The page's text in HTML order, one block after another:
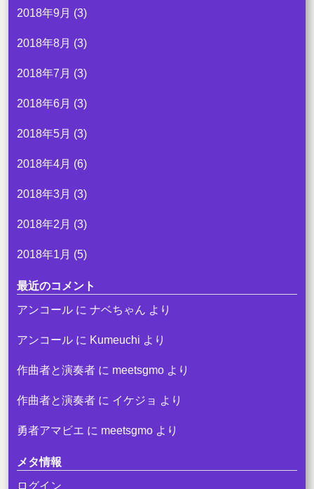
2018年9月 (3)
2018年8月 (3)
2018年7月 (3)
2018年6月 (3)
2018年5月 (3)
2018年4月 (6)
2018年3月 (3)
2018年2月 (3)
2018年1月 (5)
最近のコメント
アンコール に ナベちゃん より
アンコール に Kumeuchi より
作曲者と演奏者 に meetsgmo より
作曲者と演奏者 に イケジョ より
勇者アマビエ に meetsgmo より
メタ情報
ログイン